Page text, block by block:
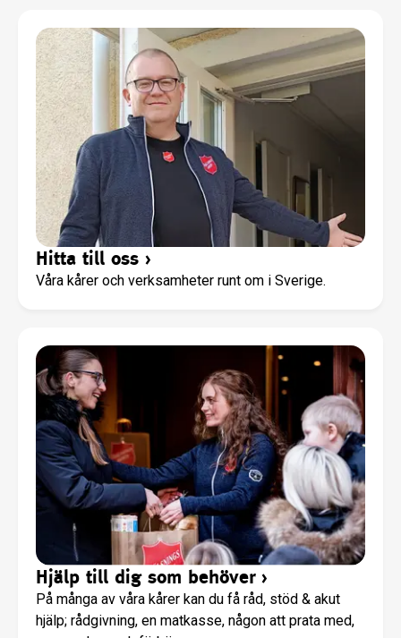
Hitta till oss ›
Våra kårer och verksamheter runt om i Sverige.
Hjälp till dig som behöver›
På många av våra kårer kan du få råd, stöd & akut
hjälp; rådgivning, en matkasse, någon att prata med,